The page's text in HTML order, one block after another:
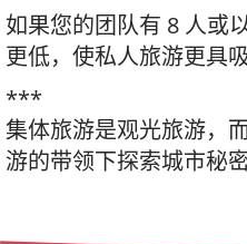
如果您的团队有 8 人或
更低，使私人旅游更具吸
***
集体旅游是观光旅游，
游的带领下探索城市秘